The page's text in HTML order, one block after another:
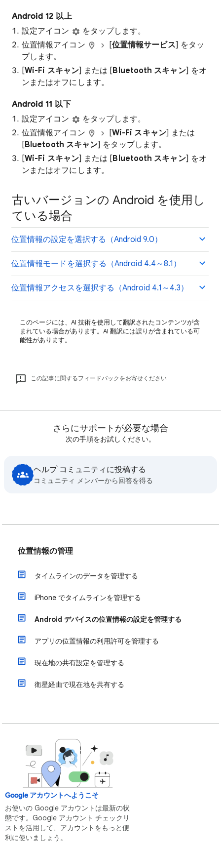
Android 12 以上
設定アイコン
をタップします。
位置情報アイコン
[位置情報サービス] をタッ
プします。
[Wi-Fi スキャン] または [Bluetooth スキャン] をオ
ンまたはオフにします。
Android 11 以下
設定アイコン
をタップします。
位置情報アイコン
[Wi-Fi スキャン] または
[Bluetooth スキャン] をタップします。
[Wi-Fi スキャン] または [Bluetooth スキャン] をオ
ンまたはオフにします。
古いバージョンの Android を使用し
ている場合
位置情報の設定を選択する（Android 9.0）
位置情報モードを選択する（Android 4.4～8.1）
位置情報アクセスを選択する（Android 4.1～4.3）
このページには、AI 技術を使用して翻訳されたコンテンツが含
まれている場合があります。AI 翻訳には誤りが含まれている可
能性があります。
この記事に関するフィードバックをお寄せください
さらにサポートが必要な場合
次の手順をお試しください。
ヘルプ コミュニティに投稿する
コミュニティ メンバーから回答を得る
位置情報の管理
タイムラインのデータを管理する
iPhone でタイムラインを管理する
Android デバイスの位置情報の設定を管理する
アプリの位置情報の利用許可を管理する
現在地の共有設定を管理する
衛星経由で現在地を共有する
Google アカウントへようこそ
お使いの Google アカウントは最新の状
態です。Google アカウント チェックリ
ストを活用して、アカウントをもっと便
利に使いましょう。